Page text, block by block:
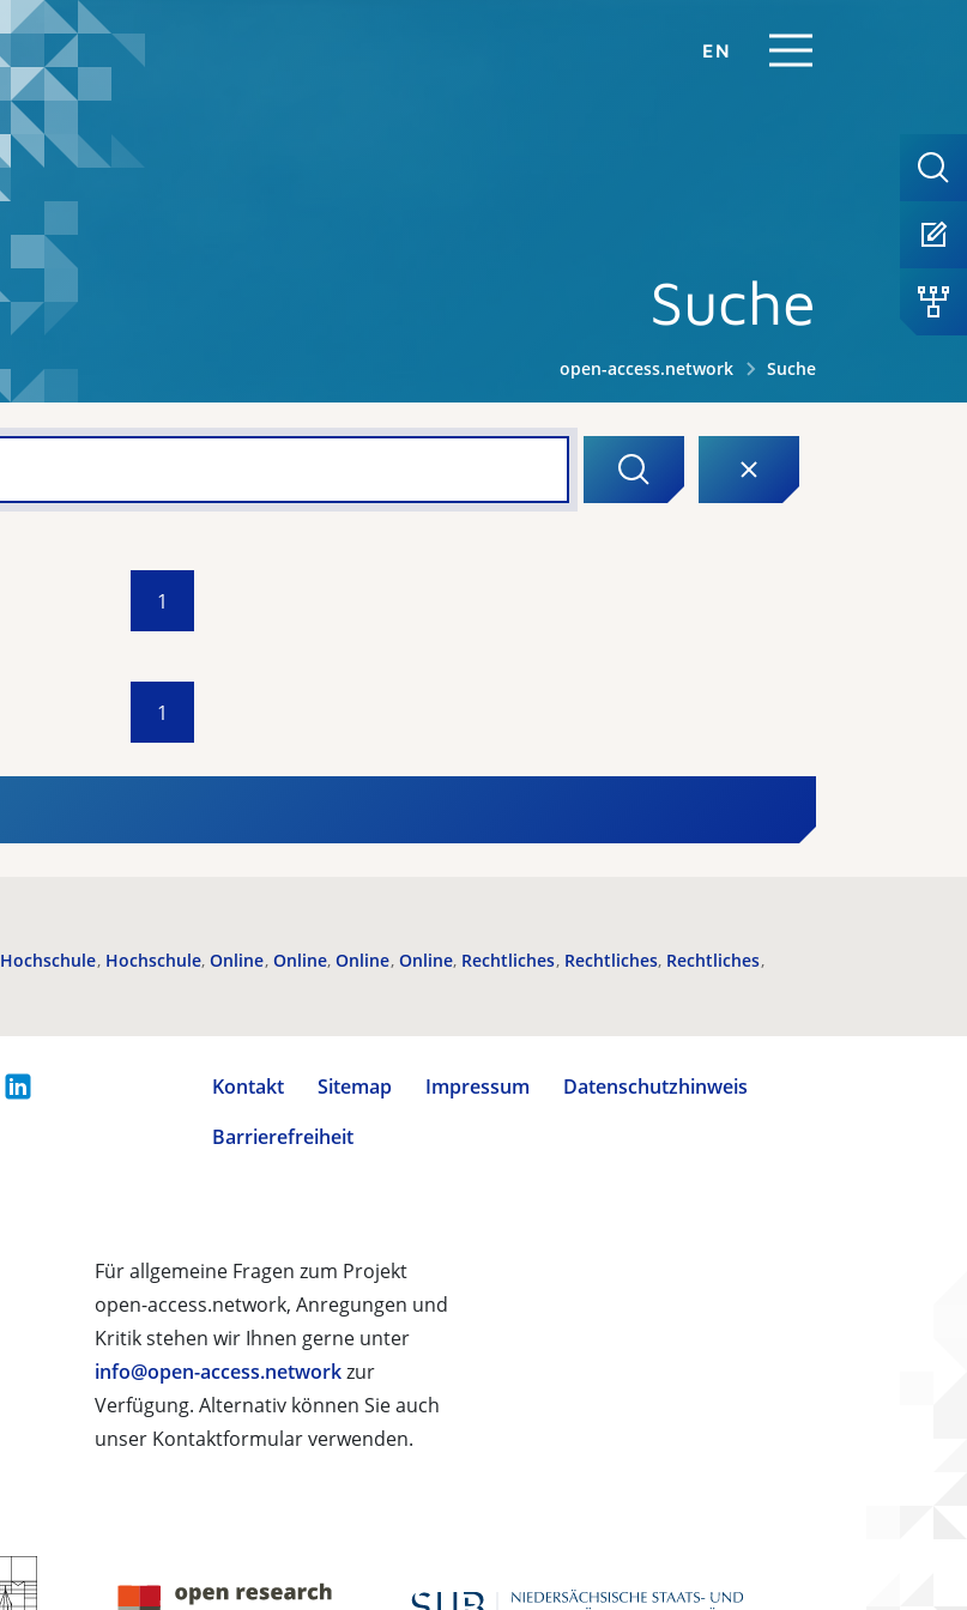
EN
Suche
open-access.network Suche
1
1
Hochschule Hochschule Online Online Online Online Rechtliches Rechtliches Rechtliches
Kontakt Sitemap Impressum
Datenschutzhinweis
Barrierefreiheit
Für allgemeine Fragen zum Projekt
open-access.network, Anregungen und
Kritik stehen wir Ihnen gerne unter
info@open-access.networkzur
Verfügung. Alternativ können Sie auch
unser Kontaktformular verwenden.